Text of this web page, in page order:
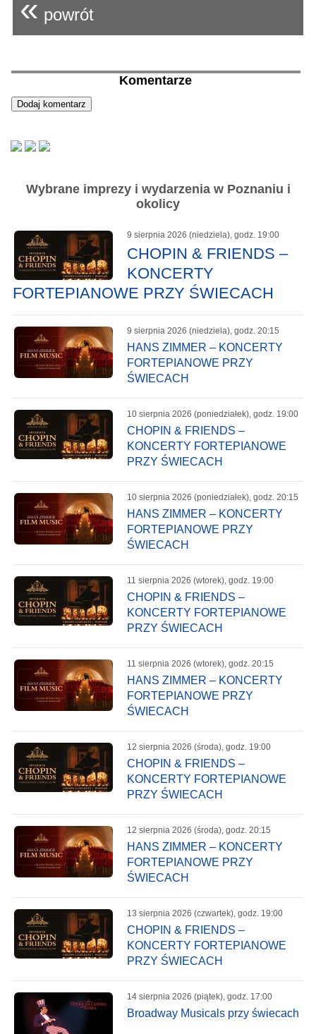
« powrót
Komentarze
Wybrane imprezy i wydarzenia w Poznaniu i
okolicy
9 sierpnia 2026 (niedziela), godz. 19:00
CHOPIN & FRIENDS –
KONCERTY
FORTEPIANOWE PRZY ŚWIECACH
9 sierpnia 2026 (niedziela), godz. 20:15
HANS ZIMMER – KONCERTY
FORTEPIANOWE PRZY
ŚWIECACH
10 sierpnia 2026 (poniedziałek), godz. 19:00
CHOPIN & FRIENDS –
KONCERTY FORTEPIANOWE
PRZY ŚWIECACH
10 sierpnia 2026 (poniedziałek), godz. 20:15
HANS ZIMMER – KONCERTY
FORTEPIANOWE PRZY
ŚWIECACH
11 sierpnia 2026 (wtorek), godz. 19:00
CHOPIN & FRIENDS –
KONCERTY FORTEPIANOWE
PRZY ŚWIECACH
11 sierpnia 2026 (wtorek), godz. 20:15
HANS ZIMMER – KONCERTY
FORTEPIANOWE PRZY
ŚWIECACH
12 sierpnia 2026 (środa), godz. 19:00
CHOPIN & FRIENDS –
KONCERTY FORTEPIANOWE
PRZY ŚWIECACH
12 sierpnia 2026 (środa), godz. 20:15
HANS ZIMMER – KONCERTY
FORTEPIANOWE PRZY
ŚWIECACH
13 sierpnia 2026 (czwartek), godz. 19:00
CHOPIN & FRIENDS –
KONCERTY FORTEPIANOWE
PRZY ŚWIECACH
14 sierpnia 2026 (piątek), godz. 17:00
Broadway Musicals przy świecach